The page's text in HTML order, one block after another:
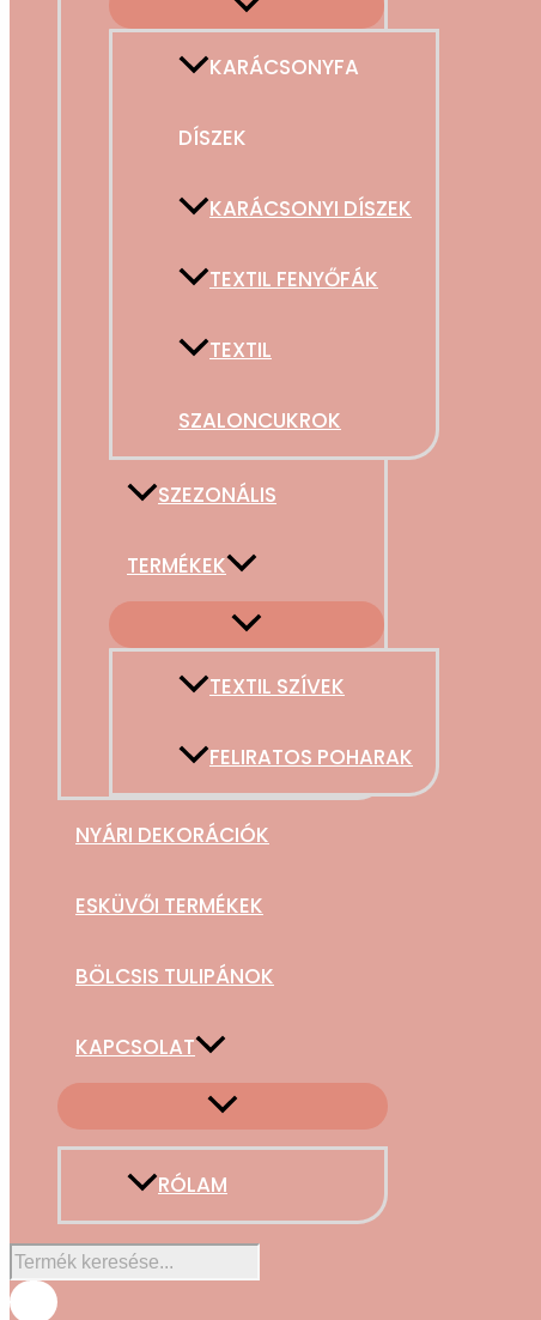
KARÁCSONYFA
DÍSZEK
KARÁCSONYI DÍSZEK
TEXTIL FENYŐFÁK
TEXTIL
SZALONCUKROK
SZEZONÁLIS
TERMÉKEK
TEXTIL SZÍVEK
FELIRATOS POHARAK
NYÁRI DEKORÁCIÓK
ESKÜVŐI TERMÉKEK
BÖLCSIS TULIPÁNOK
KAPCSOLAT
RÓLAM